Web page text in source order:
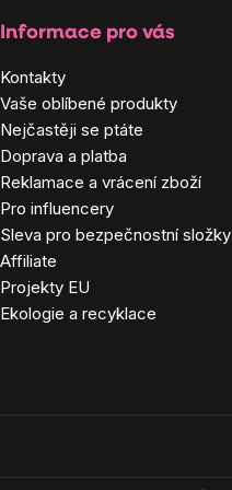
Informace pro vás
Kontakty
Vaše oblíbené produkty
Nejčastěji se ptáte
Doprava a platba
Reklamace a vrácení zboží
Pro influencery
Sleva pro bezpečnostní složky
Affiliate
Projekty EU
Ekologie a recyklace